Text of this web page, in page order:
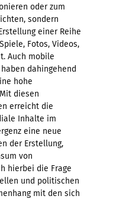
oder zum
sondern
einer Reihe
Fotos, Videos,
Auch mobile
dahingehend
hohe
diesen
erreicht die
Inhalte im
eine neue
der Erstellung,
von
hierbei die Frage
und politischen
mit den sich